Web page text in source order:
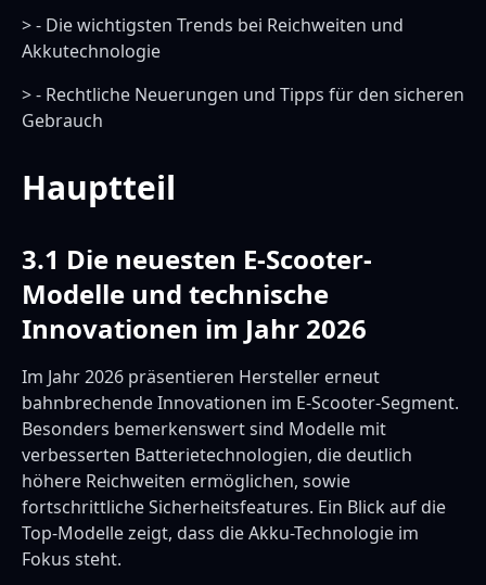
> - Die wichtigsten Trends bei Reichweiten und
Akkutechnologie
> - Rechtliche Neuerungen und Tipps für den sicheren
Gebrauch
Hauptteil
3.1 Die neuesten E-Scooter-
Modelle und technische
Innovationen im Jahr 2026
Im Jahr 2026 präsentieren Hersteller erneut
bahnbrechende Innovationen im E-Scooter-Segment.
Besonders bemerkenswert sind Modelle mit
verbesserten Batterietechnologien, die deutlich
höhere Reichweiten ermöglichen, sowie
fortschrittliche Sicherheitsfeatures. Ein Blick auf die
Top-Modelle zeigt, dass die Akku-Technologie im
Fokus steht.